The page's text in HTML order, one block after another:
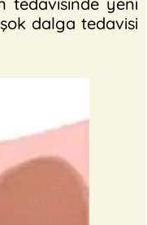
dalga tedavisi